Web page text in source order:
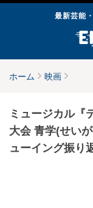
最新芸能
ホーム 映画
ミュージカル『
大会 青学(せい
ューイング振り